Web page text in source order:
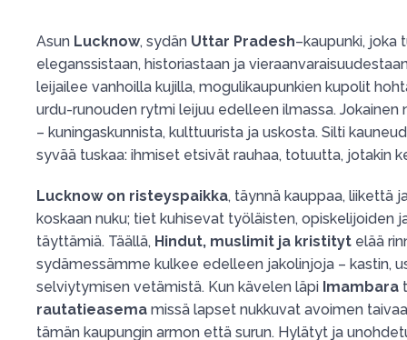
Asun Lucknow, sydän Uttar Pradesh–kaupunki, joka
eleganssistaan, historiastaan ja
leijailee vanhoilla kujilla, mogulikaupunkien kupolit
urdu-runouden rytmi leijuu edelleen ilmassa. Jokainen
– kuningaskunnista, kulttuurista ja uskosta. Silti
syvää tuskaa: ihmiset etsivät rauhaa, totuutta, jotakin
Lucknow on risteyspaikka, täynnä kauppaa, liikettä
koskaan nuku; tiet kuhisevat työläisten, opiskelijoiden
täyttämiä. Täällä, Hindut, muslimit ja kristityt elää
sydämessämme kulkee edelleen jakolinjoja – kastin,
selviytymisen vetämistä. Kun kävelen läpi Imambara
rautatieasema missä lapset nukkuvat avoimen
tämän kaupungin armon että surun. Hylätyt ja